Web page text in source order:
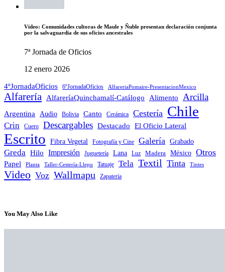
Video: Comunidades cultoras de Maule y Ñuble presentan declaración conjunta
por la salvaguardia de sus oficios ancestrales
7ª Jornada de Oficios
12 enero 2026
4ºJornadaOficios 6ºJornadaOficios AlfareriaPomaire-PresentacionMexico
Alfarería AlfareríaQuinchamalí-Catálogo Alimento Arcilla
Argentina Audio Bolivia Canto Cerámica Cestería Chile
Crin Cuero Descargables Destacado El Oficio Lateral
Escrito Fibra Vegetal Fotografía y Cine Galería Grabado
Greda Hilo Impresión Juguetería Lana Luz Madera México Otros
Papel Planta Taller-Cestería-Llepu Tatuaje Tela Textil Tinta Tintes
Video Voz Wallmapu Zapatería
You May Also Like